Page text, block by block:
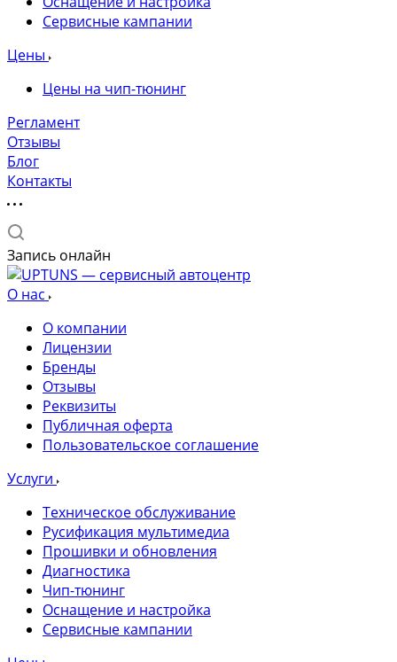
Сервисные кампании
Цены
Цены на чип-тюнинг
Регламент
Отзывы
Блог
Контакты
Запись онлайн
О нас
О компании
Лицензии
Бренды
Отзывы
Реквизиты
Публичная оферта
Пользовательское соглашение
Услуги
Техническое обслуживание
Русификация мультимедиа
Прошивки и обновления
Диагностика
Чип-тюнинг
Оснащение и настройка
Сервисные кампании